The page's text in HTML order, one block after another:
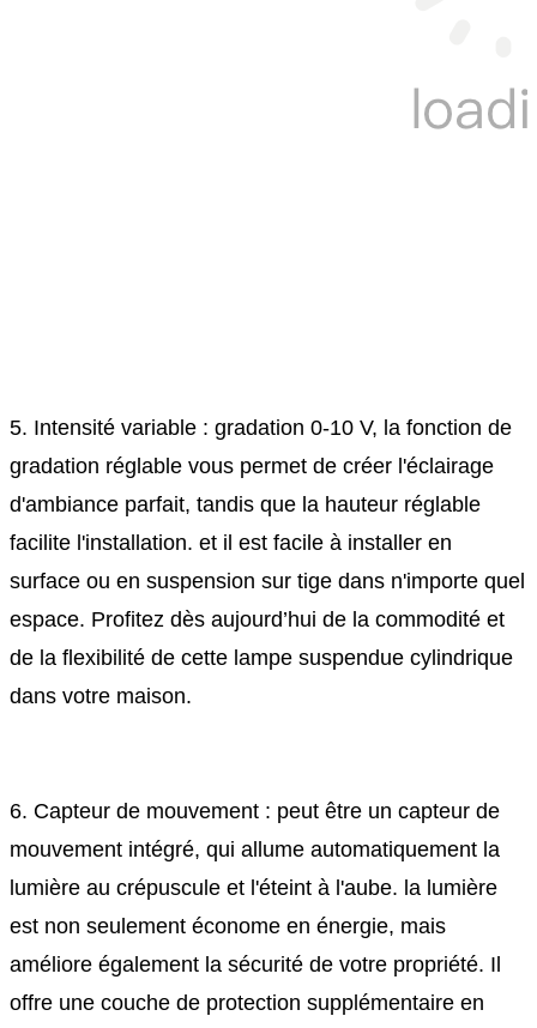
5. Intensité variable : gradation 0-10 V, la fonction de
gradation réglable vous permet de créer l'éclairage
d'ambiance parfait, tandis que la hauteur réglable
facilite l'installation. et il est facile à installer en
surface ou en suspension sur tige dans n'importe quel
espace. Profitez dès aujourd’hui de la commodité et
de la flexibilité de cette lampe suspendue cylindrique
dans votre maison.
6. Capteur de mouvement : peut être un capteur de
mouvement intégré, qui allume automatiquement la
lumière au crépuscule et l'éteint à l'aube. la lumière
est non seulement économe en énergie, mais
améliore également la sécurité de votre propriété. Il
offre une couche de protection supplémentaire en